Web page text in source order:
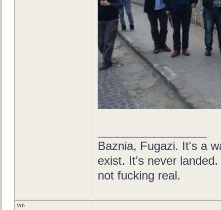
Baznia, Fugazi. It's a
exist. It's never
not fucking real.
Vrh